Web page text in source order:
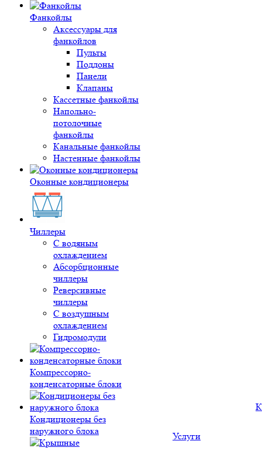
Фанкойлы
Аксессуары для
фанкойлов
Пульты
Поддоны
Панели
Клапаны
Кассетные фанкойлы
Напольно-
потолочные
фанкойлы
Канальные фанкойлы
Настенные фанкойлы
Оконные кондиционеры
Чиллеры
С водяным
охлаждением
Абсорбционные
чиллеры
Реверсивные
чиллеры
С воздушным
охлаждением
Гидромодули
Компрессорно-
конденсаторные блоки
Кондиционеры без
наружного блока
Услуги